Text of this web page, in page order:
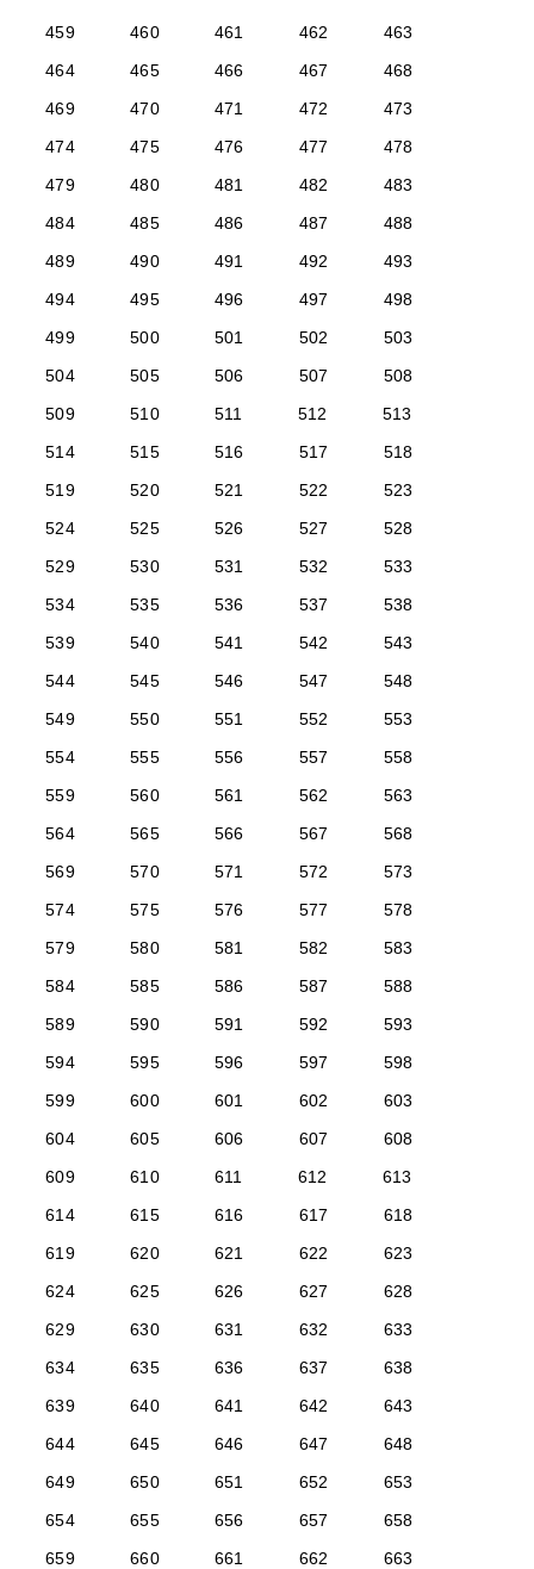
459
460 461 462
463
464
465 466 467
468
469
470 471 472
473
474
475 476 477
478
479
480 481 482
483
484
485 486 487
488
489
490 491 492
493
494
495 496 497
498
499
500 501 502
503
504
505 506 507
508
509
510 511 512
513
514
515 516 517
518
519
520 521 522
523
524
525 526 527
528
529
530 531 532
533
534
535 536 537
538
539
540 541 542
543
544
545 546 547
548
549
550 551 552
553
554
555 556 557
558
559
560 561 562
563
564
565 566 567
568
569
570 571 572
573
574
575 576 577
578
579
580 581 582
583
584
585 586 587
588
589
590 591 592
593
594
595 596 597
598
599
600 601 602
603
604
605 606 607
608
609
610 611 612
613
614
615 616 617
618
619
620 621 622
623
624
625 626 627
628
629
630 631 632
633
634
635 636 637
638
639
640 641 642
643
644
645 646 647
648
649
650 651 652
653
654
655 656 657
658
659
660 661 662
663